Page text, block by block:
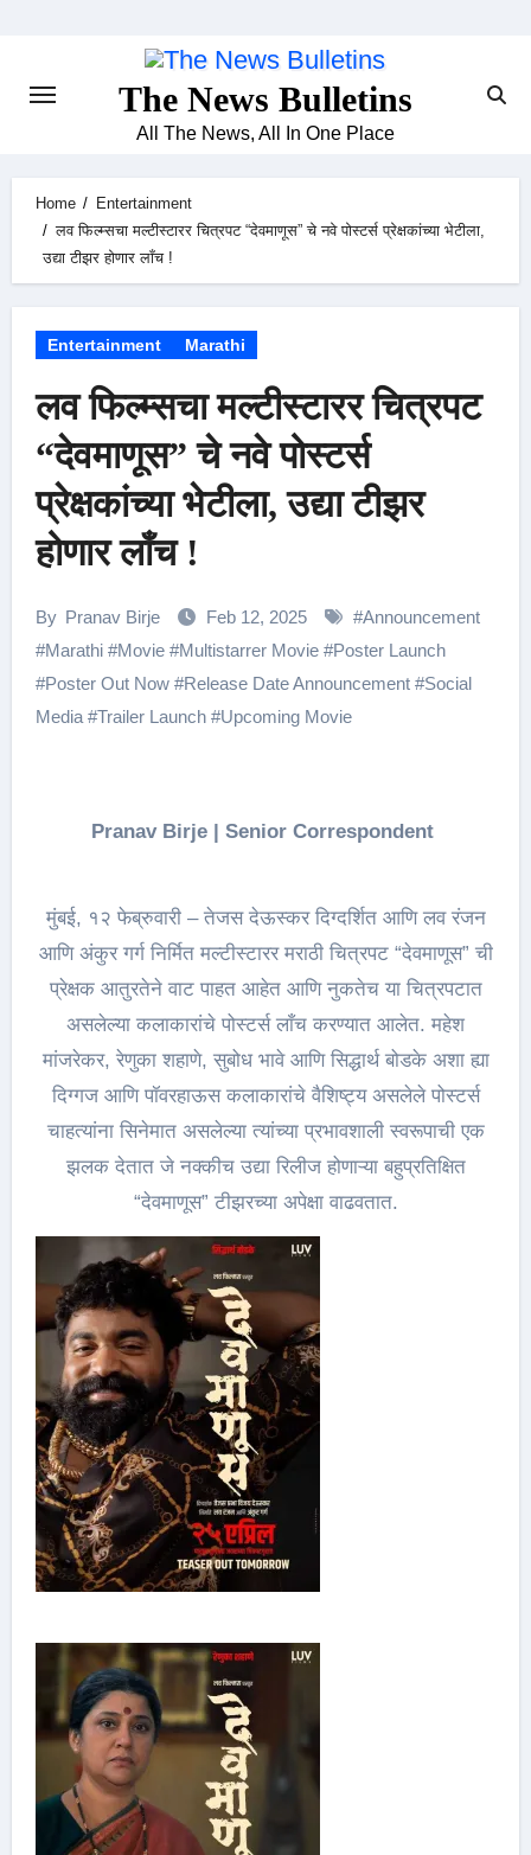
The News Bulletins
All The News, All In One Place
Home
Entertainment
लव फिल्म्सचा मल्टीस्टारर चित्रपट “देवमाणूस” चे नवे पोस्टर्स प्रेक्षकांच्या भेटीला,
उद्या टीझर होणार लाँच !
Entertainment Marathi
लव फिल्म्सचा मल्टीस्टारर चित्रपट
“देवमाणूस” चे नवे पोस्टर्स
प्रेक्षकांच्या भेटीला, उद्या टीझर
होणार लाँच !
By Pranav Birje Feb 12, 2025 #Announcement
#Marathi#Movie#Multistarrer Movie#Poster Launch
#Poster Out Now#Release Date Announcement#Social
Media#Trailer Launch#Upcoming Movie
Pranav Birje | Senior Correspondent
मुंबई, १२ फेब्रुवारी – तेजस देऊस्कर दिग्दर्शित आणि लव रंजन
आणि अंकुर गर्ग निर्मित मल्टीस्टारर मराठी चित्रपट “देवमाणूस” ची
प्रेक्षक आतुरतेने वाट पाहत आहेत आणि नुकतेच या चित्रपटात
असलेल्या कलाकारांचे पोस्टर्स लाँच करण्यात आलेत. महेश
मांजरेकर, रेणुका शहाणे, सुबोध भावे आणि सिद्धार्थ बोडके अशा ह्या
दिग्गज आणि पॉवरहाऊस कलाकारांचे वैशिष्ट्य असलेले पोस्टर्स
चाहत्यांना सिनेमात असलेल्या त्यांच्या प्रभावशाली स्वरूपाची एक
झलक देतात जे नक्कीच उद्या रिलीज होणाऱ्या बहुप्रतिक्षित
“देवमाणूस” टीझरच्या अपेक्षा वाढवतात.